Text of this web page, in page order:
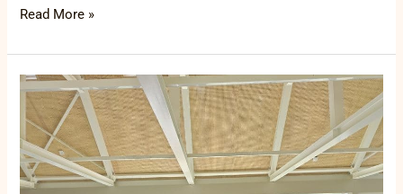
Read More »
OC
Zonnestraal
opent
opnieuw
met
nieuw